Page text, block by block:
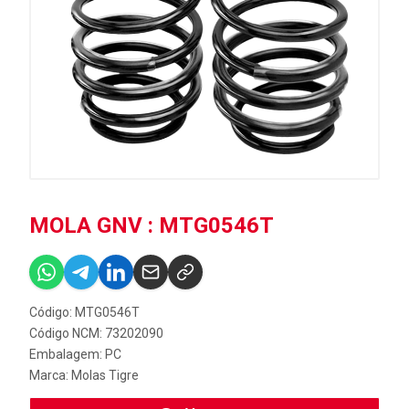
MOLA GNV : MTG0546T
Código: MTG0546T
Código NCM: 73202090
Embalagem: PC
Marca: Molas Tigre